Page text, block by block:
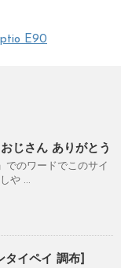
E90
じさん ありがとう
でのワードでこのサイ
や ...
タイペイ 調布]